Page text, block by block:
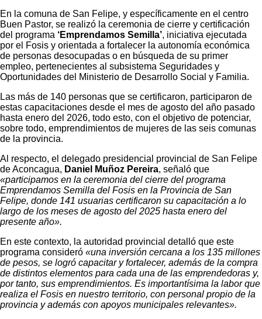
En la comuna de San Felipe, y específicamente en el centro
Buen Pastor, se realizó la ceremonia de cierre y certificación
del programa ‘Emprendamos Semilla’, iniciativa ejecutada
por el Fosis y orientada a fortalecer la autonomía económica
de personas desocupadas o en búsqueda de su primer
empleo, pertenecientes al subsistema Seguridades y
Oportunidades del Ministerio de Desarrollo Social y Familia.
Las más de 140 personas que se certificaron, participaron de
estas capacitaciones desde el mes de agosto del año pasado
hasta enero del 2026, todo esto, con el objetivo de potenciar,
sobre todo, emprendimientos de mujeres de las seis comunas
de la provincia.
Al respecto, el delegado presidencial provincial de San Felipe
de Aconcagua, Daniel Muñoz Pereira, señaló que
«participamos en la ceremonia del cierre del programa
Emprendamos Semilla del Fosis en la Provincia de San
Felipe, donde 141 usuarias certificaron su capacitación a lo
largo de los meses de agosto del 2025 hasta enero del
presente año».
En este contexto, la autoridad provincial detalló que este
programa consideró «una inversión cercana a los 135 millones
de pesos, se logró capacitar y fortalecer, además de la compra
de distintos elementos para cada una de las emprendedoras y,
por tanto, sus emprendimientos. Es importantísima la labor que
realiza el Fosis en nuestro territorio, con personal propio de la
provincia y además con apoyos municipales relevantes».